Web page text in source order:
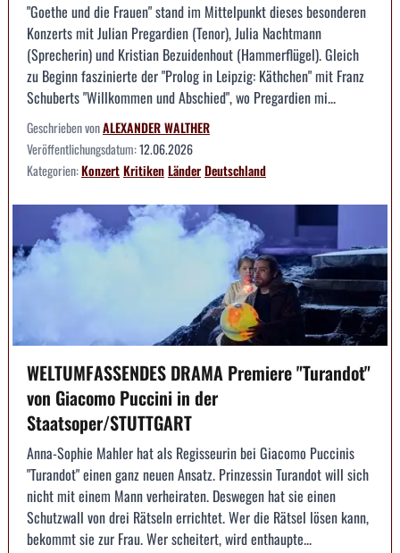
"Goethe und die Frauen" stand im Mittelpunkt dieses besonderen
Konzerts mit Julian Pregardien (Tenor), Julia Nachtmann
(Sprecherin) und Kristian Bezuidenhout (Hammerflügel). Gleich
zu Beginn faszinierte der "Prolog in Leipzig: Käthchen" mit Franz
Schuberts "Willkommen und Abschied", wo Pregardien mi...
Geschrieben vonALEXANDER WALTHER
Veröffentlichungsdatum:12.06.2026
Kategorien:KonzertKritikenLänderDeutschland
WELTUMFASSENDES DRAMA Premiere "Turandot"
von Giacomo Puccini in der
Staatsoper/STUTTGART
Anna-Sophie Mahler hat als Regisseurin bei Giacomo Puccinis
"Turandot" einen ganz neuen Ansatz. Prinzessin Turandot will sich
nicht mit einem Mann verheiraten. Deswegen hat sie einen
Schutzwall von drei Rätseln errichtet. Wer die Rätsel lösen kann,
bekommt sie zur Frau. Wer scheitert, wird enthaupte...